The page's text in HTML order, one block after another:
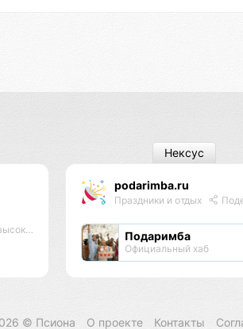
podarimba.ru
Праздники и отдых
Подаримба
Официальный хаб
Нексус
© Псиона О проекте Контакты